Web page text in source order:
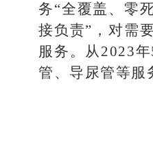
务“全覆盖、零
接负责”，对需
服务。从2023
管、导尿管等服